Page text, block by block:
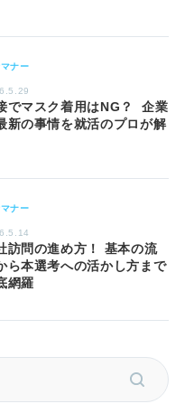
ナー
でマスク着用はNG？ 企業
新の事情を就活のプロが解
ナー
訪問の進め方！ 基本の流
ら本選考への活かし方まで
網羅